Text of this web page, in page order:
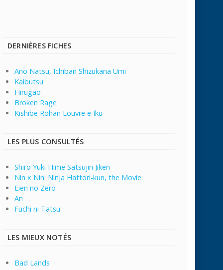
DERNIÈRES FICHES
Ano Natsu, Ichiban Shizukana Umi
Kaibutsu
Hirugao
Broken Rage
Kishibe Rohan Louvre e Iku
LES PLUS CONSULTÉS
Shiro Yuki Hime Satsujin Jiken
Nin x Nin: Ninja Hattori-kun, the Movie
Eien no Zero
An
Fuchi ni Tatsu
LES MIEUX NOTÉS
Bad Lands